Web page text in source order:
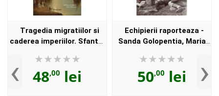
‹
Tragedia migratiilor si
caderea imperiilor. Sfantul
Delsol
48,00 lei
Echipierii raporteaza -
Sanda Golopentia, Maria
50,00 lei ›